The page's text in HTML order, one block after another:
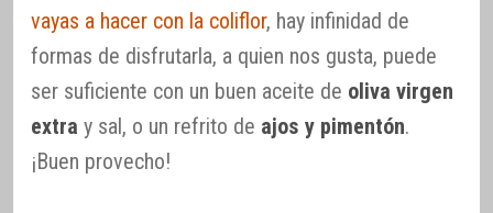
vayas a hacer con la coliflor, hay infinidad de
formas de disfrutarla, a quien nos gusta, puede
ser suficiente con un buen aceite de oliva virgen
extra y sal, o un refrito de ajos y pimentón.
¡Buen provecho!